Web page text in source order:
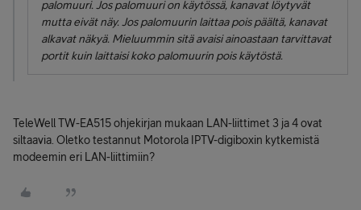
palomuuri. Jos palomuuri on käytössä, kanavat löytyvät
mutta eivät näy. Jos palomuurin laittaa pois päältä, kanavat
alkavat näkyä. Mieluummin sitä avaisi ainoastaan tarvittavat
portit kuin laittaisi koko palomuurin pois käytöstä.
TeleWell TW-EA515 ohjekirjan mukaan LAN-liittimet 3 ja 4 ovat
siltaavia. Oletko testannut Motorola IPTV-digiboxin kytkemistä
modeemin eri LAN-liittimiin?